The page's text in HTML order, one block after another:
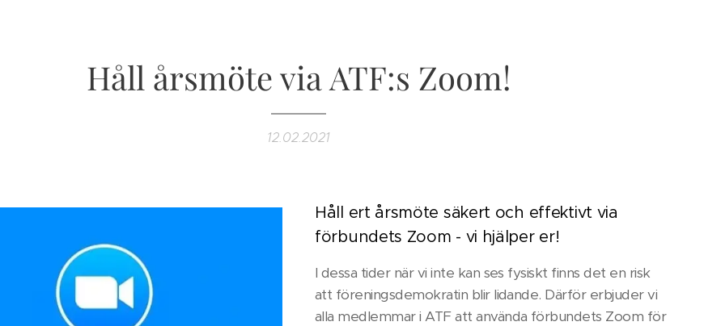
Håll årsmöte via ATF:s Zoom!
12.02.2021
Håll ert årsmöte säkert och effektivt via
förbundets Zoom - vi hjälper er!
I dessa tider när vi inte kan ses fysiskt finns det en risk
att föreningsdemokratin blir lidande. Därför erbjuder vi
alla medlemmar i ATF att använda förbundets Zoom för